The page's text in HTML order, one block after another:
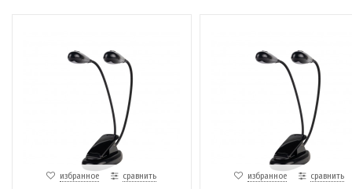
избранное сравнить избранное сравнить